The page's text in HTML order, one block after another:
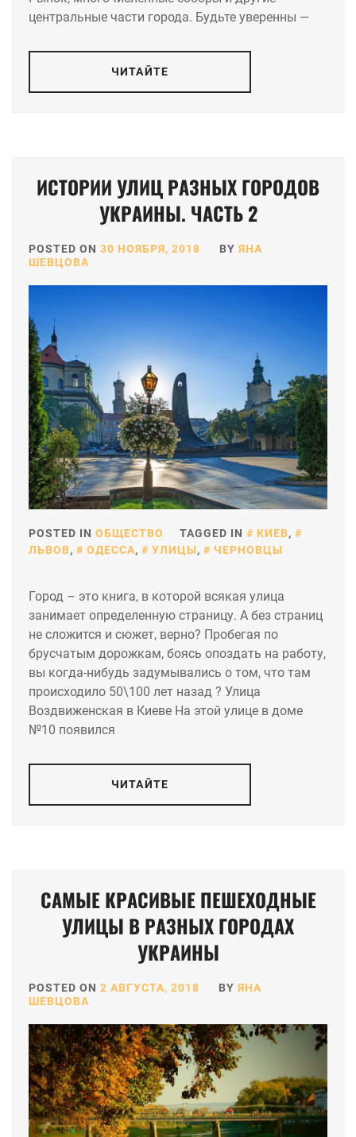
центральные части города. Будьте уверенны —
ЧИТАЙТЕ
ИСТОРИИ УЛИЦ РАЗНЫХ ГОРОДОВ
УКРАИНЫ. ЧАСТЬ 2
POSTED ON 30 НОЯБРЯ, 2018 BY ЯНА
ШЕВЦОВА
POSTED IN ОБЩЕСТВО TAGGED IN КИЕВ,
ЛЬВОВ, ОДЕССА, УЛИЦЫ, ЧЕРНОВЦЫ
Город – это книга, в которой всякая улица
занимает определенную страницу. А без страниц
не сложится и сюжет, верно? Пробегая по
брусчатым дорожкам, боясь опоздать на работу,
вы когда-нибудь задумывались о том, что там
происходило 50\100 лет назад ? Улица
Воздвиженская в Киеве На этой улице в доме
№10 появился
ЧИТАЙТЕ
САМЫЕ КРАСИВЫЕ ПЕШЕХОДНЫЕ
УЛИЦЫ В РАЗНЫХ ГОРОДАХ
УКРАИНЫ
POSTED ON 2 АВГУСТА, 2018 BY ЯНА
ШЕВЦОВА